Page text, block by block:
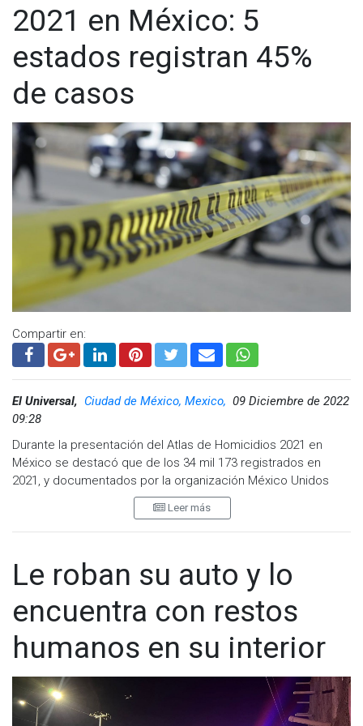
2021 en México: 5
estados registran 45%
de casos
Compartir en:
El Universal, Ciudad de México, Mexico, 09 Diciembre de 2022
09:28
Durante la presentación del Atlas de Homicidios 2021 en
México se destacó que de los 34 mil 173 registrados en
2021, y documentados por la organización México Unidos
contra la Delincuencia (MUCD), 15 mil 301; el 45%, se
registraron en cinco entidades del país: Baja California,
Chihuahua, Estado de México, Guanajuato y Michoacán.
El Atlas presentado en el Senado expone que del total de
homicidios, 30 mil 019 de las víctimas fueron hombres y 3 mil
820 mujeres, con un promedio de 94 diarios.
pública y se ejecutaron con arma de fuego. En el caso de las
arma de fuego de por medio.
Se destaca que por cuarto año consecutivo, Guanajuato fue
Leer más
Le roban su auto y lo
encuentra con restos
humanos en su interior